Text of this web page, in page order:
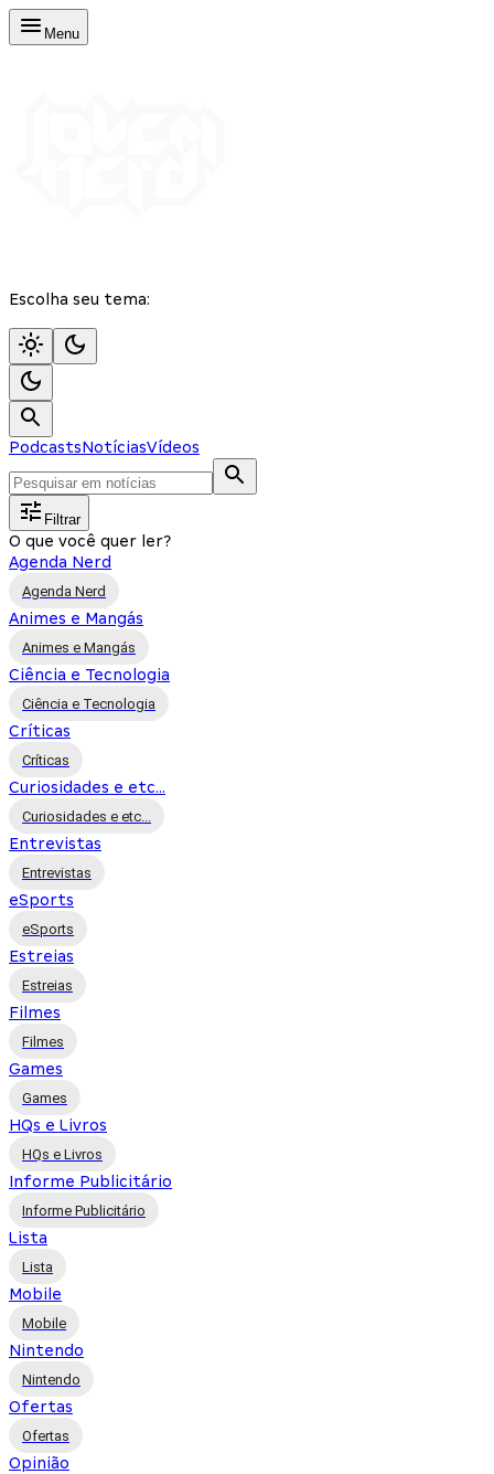
Menu
Escolha seu tema:
PodcastsNotíciasVídeos
Filtrar
O que você quer ler?
Agenda Nerd
Agenda Nerd
Animes e Mangás
Animes e Mangás
Ciência e Tecnologia
Ciência e Tecnologia
Críticas
Críticas
Curiosidades e etc...
Curiosidades e etc...
Entrevistas
Entrevistas
eSports
eSports
Estreias
Estreias
Filmes
Filmes
Games
Games
HQs e Livros
HQs e Livros
Informe Publicitário
Informe Publicitário
Lista
Lista
Mobile
Mobile
Nintendo
Nintendo
Ofertas
Ofertas
Opinião